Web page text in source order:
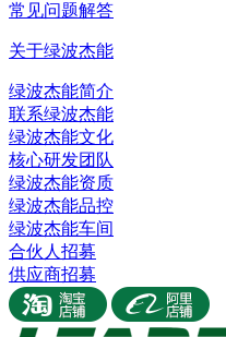
常见问题解答
关于绿波杰能
绿波杰能简介
联系绿波杰能
绿波杰能文化
核心研发团队
绿波杰能资质
绿波杰能品控
绿波杰能车间
合伙人招募
供应商招募